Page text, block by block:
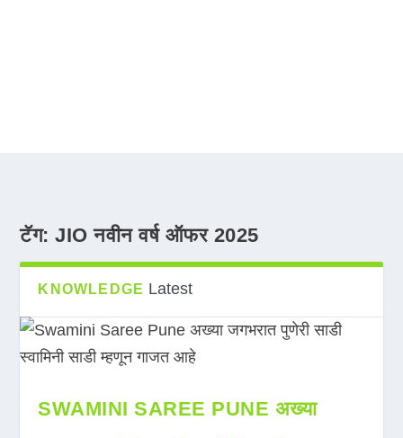
टॅग:JIO नवीन वर्ष ऑफर 2025
KNOWLEDGE Latest
SWAMINI SAREE PUNE अख्या